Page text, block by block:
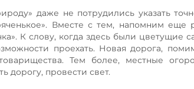
даже не потрудились указать
Вместе с тем, напомним еще
К слову, когда здесь были цветущие
проехать. Новая дорога,
Тем более, местные
дорогу, провести свет.